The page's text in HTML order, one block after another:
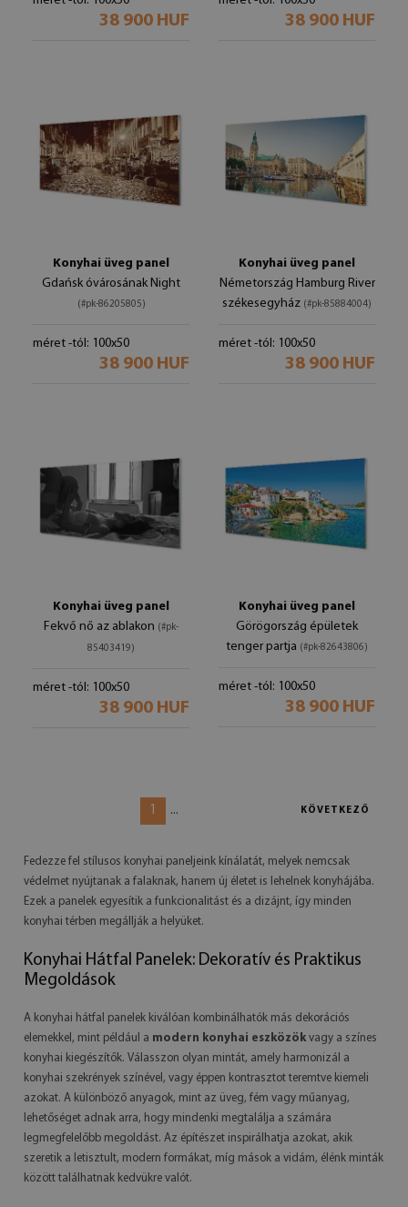
38 900 HUF 38 900 HUF
Konyhai üveg panel
Gdańsk óvárosának Night
(#pk-86205805)
méret -tól: 100x50
38 900 HUF
Konyhai üveg panel
Németország Hamburg River
székesegyház (#pk-85884004)
méret -tól: 100x50
38 900 HUF
Konyhai üveg panel
Fekvő nő az ablakon (#pk-
85403419)
méret -tól: 100x50
38 900 HUF
Konyhai üveg panel
Görögország épületek
tenger partja (#pk-82643806)
méret -tól: 100x50
38 900 HUF
1 ... KÖVETKEZŐ
Fedezze fel stílusos konyhai paneljeink kínálatát, melyek nemcsak
védelmet nyújtanak a falaknak, hanem új életet is lehelnek konyhájába.
Ezek a panelek egyesítik a funkcionalitást és a dizájnt, így minden
konyhai térben megállják a helyüket.
Konyhai Hátfal Panelek: Dekoratív és Praktikus
Megoldások
A konyhai hátfal panelek kiválóan kombinálhatók más dekorációs
elemekkel, mint például a modern konyhai eszközök vagy a színes
konyhai kiegészítők. Válasszon olyan mintát, amely harmonizál a
konyhai szekrények színével, vagy éppen kontrasztot teremtve kiemeli
azokat. A különböző anyagok, mint az üveg, fém vagy műanyag,
lehetőséget adnak arra, hogy mindenki megtalálja a számára
legmegfelelőbb megoldást. Az építészet inspirálhatja azokat, akik
szeretik a letisztult, modern formákat, míg mások a vidám, élénk minták
között találhatnak kedvükre valót.